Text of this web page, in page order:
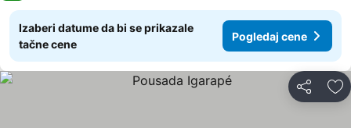
Izaberi datume da bi se prikazale
tačne cene
Pogledaj cene
Deli